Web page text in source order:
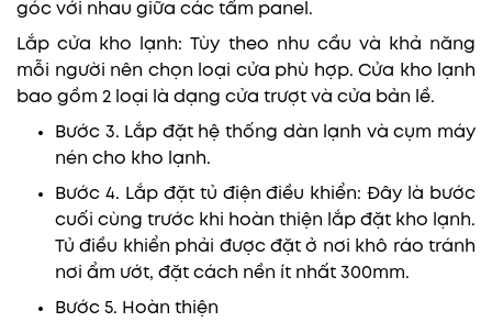
góc với nhau giữa các tấm panel.
Lắp cửa kho lạnh: Tùy theo nhu cầu và khả năng
mỗi người nên chọn loại cửa phù hợp. Cửa kho lạnh
bao gồm 2 loại là dạng cửa trượt và cửa bản lề.
Bước 3. Lắp đặt hệ thống dàn lạnh và cụm máy
nén cho kho lạnh.
Bước 4. Lắp đặt tủ điện điều khiển: Đây là bước
cuối cùng trước khi hoàn thiện lắp đặt kho lạnh.
Tủ điều khiển phải được đặt ở nơi khô ráo tránh
nơi ẩm ướt, đặt cách nền ít nhất 300mm.
Bước 5. Hoàn thiện